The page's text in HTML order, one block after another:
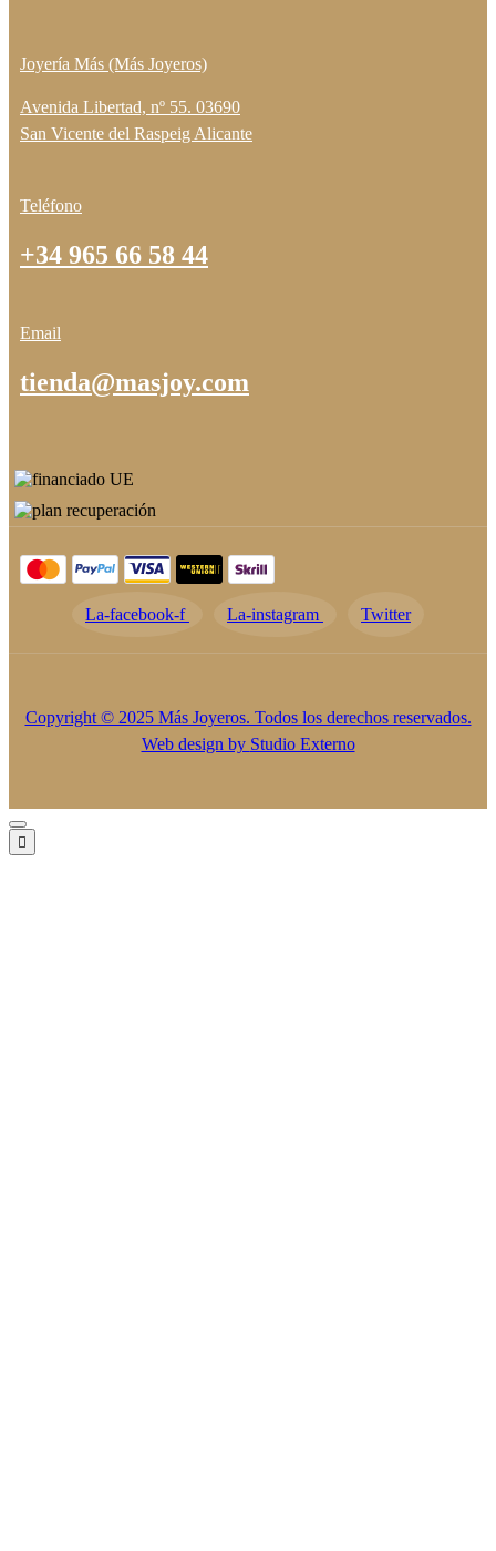
Joyería Más (Más Joyeros)
Avenida Libertad, nº 55. 03690
San Vicente del Raspeig Alicante
Teléfono
+34 965 66 58 44
Email
tienda@masjoy.com
La-facebook-f La-instagram Twitter
Copyright © 2025 Más Joyeros. Todos los derechos reservados.
Web design by Studio Externo
